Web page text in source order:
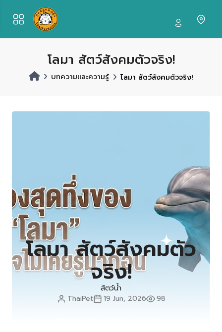
โลมา สัตว์สังคมตัวจริง!
บทความและความรู้ โลมา สัตว์สังคมตัวจริง!
โลมา สัตว์สังคมตัว
จริง!
สัตว์น้ำ
ThaiPet
19 Jun, 2026 98